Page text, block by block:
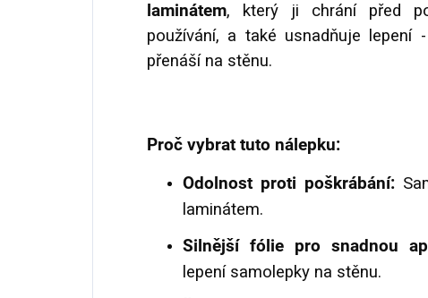
laminátem, který ji chrání před
používání, a také usnadňuje
přenáší na stěnu.
Proč vybrat tuto nálepku:
Odolnost proti poškrábání:
laminátem.
Silnější fólie pro snadnou
lepení samolepky na stěnu.